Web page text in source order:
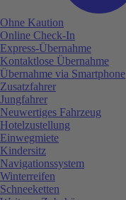
Ohne Kaution
Online Check-In
Express-Übernahme
Kontaktlose Übernahme
Übernahme via Smartphone
Zusatzfahrer
Jungfahrer
Neuwertiges Fahrzeug
Hotelzustellung
Einwegmiete
Kindersitz
Navigationssystem
Winterreifen
Schneeketten